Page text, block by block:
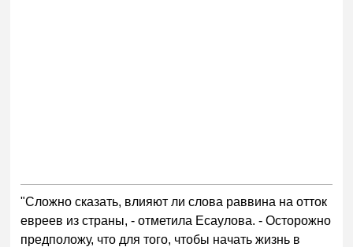
"Сложно сказать, влияют ли слова раввина на отток
евреев из страны, - отметила Есаулова. - Осторожно
предположу, что для того, чтобы начать жизнь в